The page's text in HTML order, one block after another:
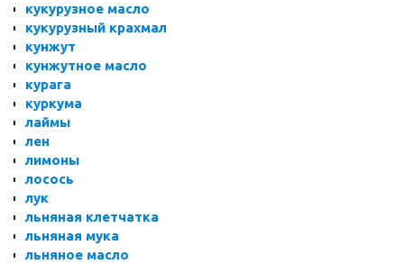
кукурузное масло
кукурузный крахмал
кунжут
кунжутное масло
курага
куркума
лаймы
лен
лимоны
лосось
лук
льняная клетчатка
льняная мука
льняное масло